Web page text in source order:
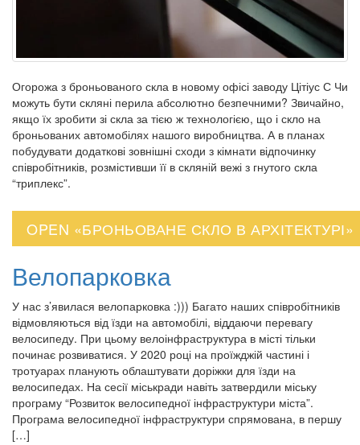
Огорожа з броньованого скла в новому офісі заводу Цітіус С Чи
можуть бути скляні перила абсолютно безпечними? Звичайно,
якщо їх зробити зі скла за тією ж технологією, що і скло на
броньованих автомобілях нашого виробництва. А в планах
побудувати додаткові зовнішні сходи з кімнати відпочинку
співробітників, розмістивши її в скляній вежі з гнутого скла
“триплекс”.
OPEN «БРОНЬОВАНЕ СКЛО В АРХІТЕКТУРІ»
Велопарковка
У нас з’явилася велопарковка :))) Багато наших співробітників
відмовляються від їзди на автомобілі, віддаючи перевагу
велосипеду. При цьому велоінфраструктура в місті тільки
починає розвиватися. У 2020 році на проїжджій частині і
тротуарах планують облаштувати доріжки для їзди на
велосипедах. На сесії міськради навіть затвердили міську
програму “Розвиток велосипедної інфраструктури міста”.
Програма велосипедної інфраструктури спрямована, в першу
[…]